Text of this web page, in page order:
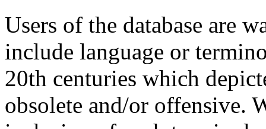
Users of the database are
include language or
20th centuries which
obsolete and/or offensive.